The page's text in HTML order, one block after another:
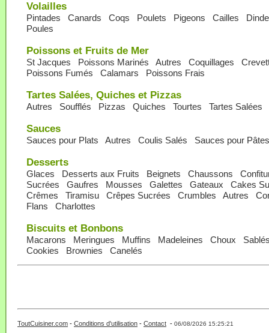
Volailles
Pintades Canards Coqs Poulets Pigeons Cailles
Poules
Poissons et Fruits de Mer
St Jacques Poissons Marinés Autres Coquillages
Poissons Fumés
Calamars Poissons Frais
Tartes Salées, Quiches et Pizzas
Autres Soufflés Pizzas Quiches Tourtes Tartes Salées
Sauces
Sauces pour Plats Autres Coulis Salés Sauces pour Pâtes
Desserts
Glaces Desserts aux Fruits Beignets Chaussons
Sucrées
Gaufres Mousses Galettes Gateaux
Cakes
Crêmes
Tiramisu Crêpes Sucrées Crumbles Autres
Flans
Charlottes
Biscuits et Bonbons
Macarons Meringues Muffins Madeleines Choux
Cookies
Brownies Canelés
ToutCuisiner.com - Conditions d'utilisation - Contact - 06/08/2026 15:25:21